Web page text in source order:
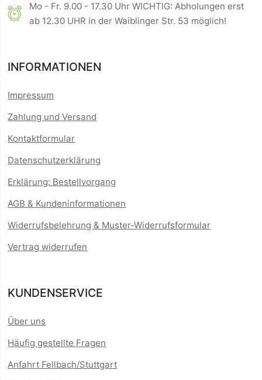
Mo - Fr. 9.00 - 17.30 Uhr WICHTIG: Abholungen erst
ab 12.30 UHR in der Waiblinger Str. 53 möglich!
INFORMATIONEN
Impressum
Zahlung und Versand
Kontaktformular
Datenschutzerklärung
Erklärung: Bestellvorgang
AGB & Kundeninformationen
Widerrufsbelehrung & Muster-Widerrufsformular
Vertrag widerrufen
KUNDENSERVICE
Über uns
Häufig gestellte Fragen
Anfahrt Fellbach/Stuttgart